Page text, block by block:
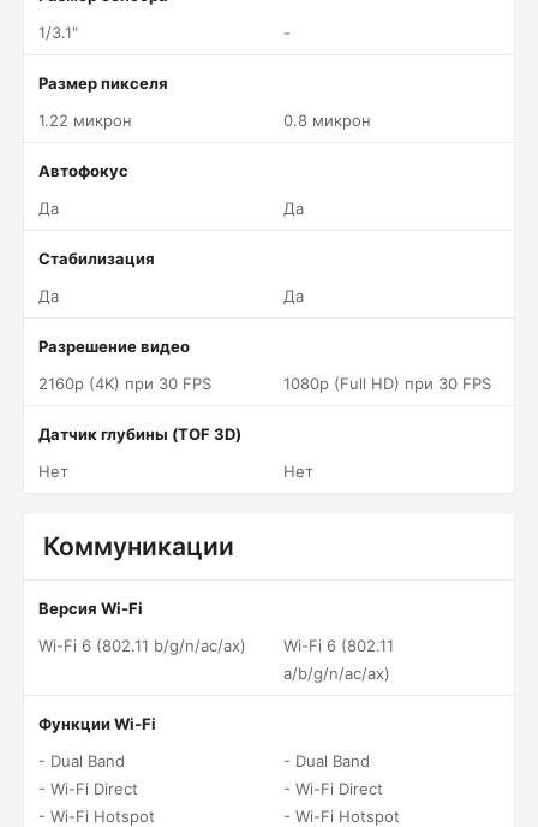
1/3.1"
-
Размер пикселя
1.22 микрон
0.8 микрон
Автофокус
Да
Да
Стабилизация
Да
Да
Разрешение видео
2160p (4K) при 30 FPS
1080p (Full HD) при 30 FPS
Датчик глубины (TOF 3D)
Нет
Нет
Коммуникации
Версия Wi-Fi
Wi-Fi 6 (802.11 b/g/n/ac/ax)
Wi-Fi 6 (802.11
a/b/g/n/ac/ax)
Функции Wi-Fi
- Dual Band
- Wi-Fi Direct
- Wi-Fi Hotspot
- Dual Band
- Wi-Fi Direct
- Wi-Fi Hotspot